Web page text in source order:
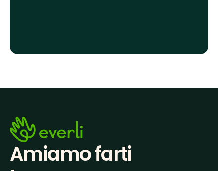
Amiamo farti